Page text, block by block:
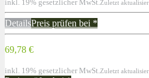
inkl. 19% gesetzlicher MwSt. Zuletzt
DetailsPreis prüfen bei *
69,78 €
inkl. 19% gesetzlicher MwSt. Zuletzt